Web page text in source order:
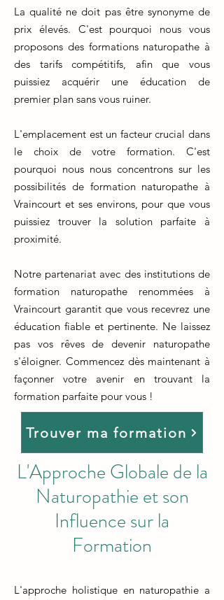
La qualité ne doit pas être synonyme de
prix élevés. C'est pourquoi nous vous
proposons des formations naturopathe à
des tarifs compétitifs, afin que vous
puissiez acquérir une éducation de
premier plan sans vous ruiner.
L'emplacement est un facteur crucial dans
le choix de votre formation. C'est
pourquoi nous nous concentrons sur les
possibilités de formation naturopathe à
Vraincourt et ses environs, pour que vous
puissiez trouver la solution parfaite à
proximité.
Notre partenariat avec des institutions de
formation naturopathe renommées à
Vraincourt garantit que vous recevrez une
éducation fiable et pertinente. Ne laissez
pas vos rêves de devenir naturopathe
s'éloigner. Commencez dès maintenant à
façonner votre avenir en trouvant la
formation parfaite pour vous !
Trouver ma formation
L'Approche Globale de la
Naturopathie et son
Influence sur la
Formation
L'approche holistique en naturopathie a